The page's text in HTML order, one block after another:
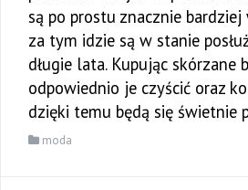
są po prostu znacznie bardziej
za tym idzie są w stanie
długie lata. Kupując skórzane
odpowiednio je czyścić oraz
dzięki temu będą się świetnie
moda